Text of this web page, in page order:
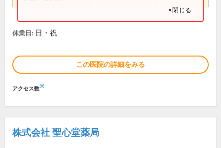
×閉じる
休業日: 日・祝
この医院の詳細をみる
アクセス数※
株式会社 聖心堂薬局